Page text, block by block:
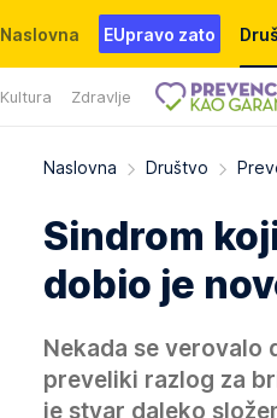
Naslovna EUpravo zato
Kultura Zdravlje
Događaji News WMG
Naslovna Društvo
Sindrom
dobio je
Nekada se verovalo
preveliki razlog za
je stvar daleko